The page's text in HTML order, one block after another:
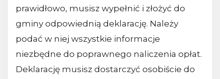
prawidłowo, musisz wypełnić i złożyć do
gminy odpowiednią deklarację. Należy
podać w niej wszystkie informacje
niezbędne do poprawnego naliczenia opłat.
Deklarację musisz dostarczyć osobiście do